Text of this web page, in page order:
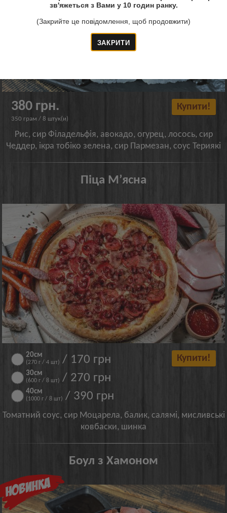
зв'яжеться з Вами у 10 годин ранку.
(Закрийте це повідомлення, щоб продовжити)
380 грн.
350 грам / 8 штук(и)
Купити!
Рис, сир Філадельфія, авокадо, огурец, лосось, сир
Чеддер, ікра тобіко зелена, сир Пармезан, соус Териякі
Піца Мʼясна
20см
(270 г / 4 шт) / 170 грн
30см
(600 г / 8 шт) / 270 грн
40см
(1000 г / 8 шт) / 390 грн
Купити!
Томатний соус, сир Моцарела, балик, салямі, мисливські
ковбаски, шинка
Боул з Хамоном